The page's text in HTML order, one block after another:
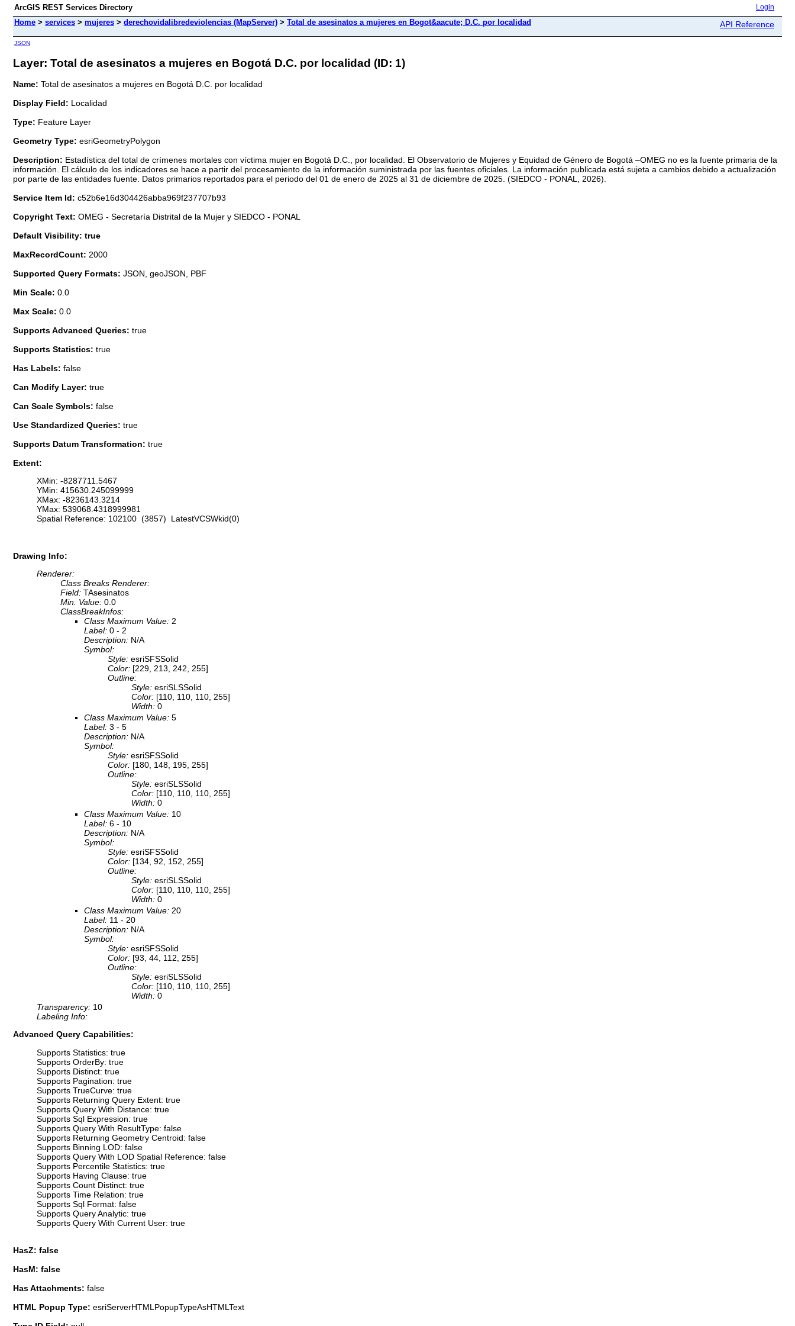
ArcGIS REST Services Directory Login
Home > services > mujeres > derechovidalibredeviolencias (MapServer) > Total de asesinatos a mujeres en Bogot&aacute; D.C. por localidad API Reference
JSON
Layer: Total de asesinatos a mujeres en Bogotá D.C. por localidad (ID: 1)
Name: Total de asesinatos a mujeres en Bogotá D.C. por localidad
Display Field: Localidad
Type: Feature Layer
Geometry Type: esriGeometryPolygon
Description: Estadística del total de crímenes mortales con víctima mujer en Bogotá D.C., por localidad. El Observatorio de Mujeres y Equidad de Género de Bogotá –OMEG no es la fuente primaria de la
información. El cálculo de los indicadores se hace a partir del procesamiento de la información suministrada por las fuentes oficiales. La información publicada está sujeta a cambios debido a actualización
por parte de las entidades fuente. Datos primarios reportados para el periodo del 01 de enero de 2025 al 31 de diciembre de 2025. (SIEDCO - PONAL, 2026).
Service Item Id: c52b6e16d304426abba969f237707b93
Copyright Text: OMEG - Secretaría Distrital de la Mujer y SIEDCO - PONAL
Default Visibility: true
MaxRecordCount: 2000
Supported Query Formats: JSON, geoJSON, PBF
Min Scale: 0.0
Max Scale: 0.0
Supports Advanced Queries: true
Supports Statistics: true
Has Labels: false
Can Modify Layer: true
Can Scale Symbols: false
Use Standardized Queries: true
Supports Datum Transformation: true
Extent:
XMin: -8287711.5467
YMin: 415630.245099999
XMax: -8236143.3214
YMax: 539068.4318999981
Spatial Reference: 102100 (3857) LatestVCSWkid(0)
Drawing Info:
Renderer:
Class Breaks Renderer:
Field: TAsesinatos
Min. Value: 0.0
ClassBreakInfos:
Class Maximum Value: 2
Label: 0 - 2
Description: N/A
Symbol:
Style: esriSFSSolid
Color: [229, 213, 242, 255]
Outline:
Style: esriSLSSolid
Color: [110, 110, 110, 255]
Width: 0
Class Maximum Value: 5
Label: 3 - 5
Description: N/A
Symbol:
Style: esriSFSSolid
Color: [180, 148, 195, 255]
Outline:
Style: esriSLSSolid
Color: [110, 110, 110, 255]
Width: 0
Class Maximum Value: 10
Label: 6 - 10
Description: N/A
Symbol:
Style: esriSFSSolid
Color: [134, 92, 152, 255]
Outline:
Style: esriSLSSolid
Color: [110, 110, 110, 255]
Width: 0
Class Maximum Value: 20
Label: 11 - 20
Description: N/A
Symbol:
Style: esriSFSSolid
Color: [93, 44, 112, 255]
Outline:
Style: esriSLSSolid
Color: [110, 110, 110, 255]
Width: 0
Transparency: 10
Labeling Info:
Advanced Query Capabilities:
Supports Statistics: true
Supports OrderBy: true
Supports Distinct: true
Supports Pagination: true
Supports TrueCurve: true
Supports Returning Query Extent: true
Supports Query With Distance: true
Supports Sql Expression: true
Supports Query With ResultType: false
Supports Returning Geometry Centroid: false
Supports Binning LOD: false
Supports Query With LOD Spatial Reference: false
Supports Percentile Statistics: true
Supports Having Clause: true
Supports Count Distinct: true
Supports Time Relation: true
Supports Sql Format: false
Supports Query Analytic: true
Supports Query With Current User: true
HasZ: false
HasM: false
Has Attachments: false
HTML Popup Type: esriServerHTMLPopupTypeAsHTMLText